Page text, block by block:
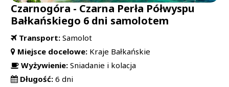
Czarnogóra - Czarna Perła Półwyspu
Bałkańskiego 6 dni samolotem
Transport: Samolot
Miejsce docelowe: Kraje Bałkańskie
Wyżywienie: Sniadanie i kolacja
Długość:6 dni